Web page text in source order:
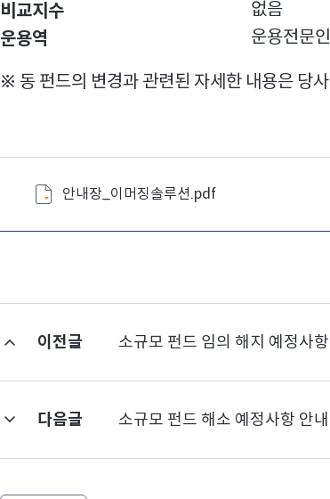
사
항
-
로
비교지수
없음
운용역
운용전문
※ 동 펀드의 변경과 관련된 자세한 내용은 당
안내장_이머징솔루션.pdf
이전글 소규모 펀드 임의 해지 예정사
다음글 소규모 펀드 해소 예정사항 안내